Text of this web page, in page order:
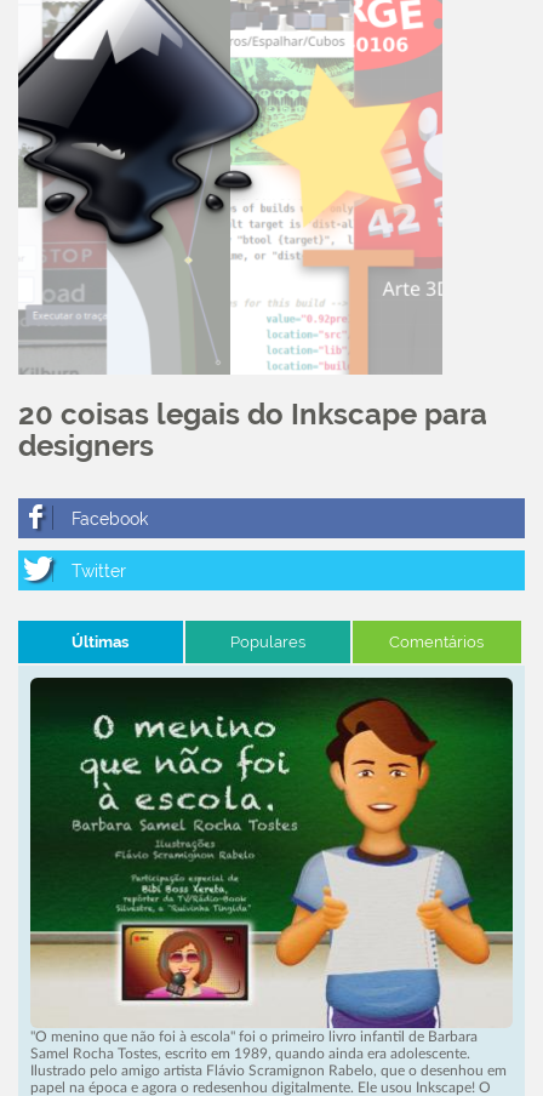
20 coisas legais do Inkscape para
designers
Últimas Populares Comentários
"O menino que não foi à escola" foi o primeiro livro infantil de Barbara
Samel Rocha Tostes, escrito em 1989, quando ainda era adolescente.
Ilustrado pelo amigo artista Flávio Scramignon Rabelo, que o desenhou em
papel na época e agora o redesenhou digitalmente. Ele usou Inkscape! O